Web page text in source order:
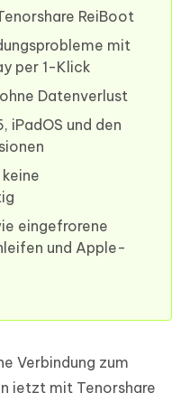
ReiBoot
mit
per 1-Klick
Datenverlust
iPadOS und den
eingefrorene
und Apple-
Verbindung zum
jetzt mit Tenorshare